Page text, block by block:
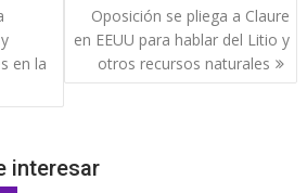
en la
Oposición se pliega a Claure
en EEUU para hablar del Litio y
otros recursos naturales
interesar